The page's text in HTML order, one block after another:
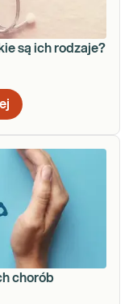
są ich rodzaje?
chorób